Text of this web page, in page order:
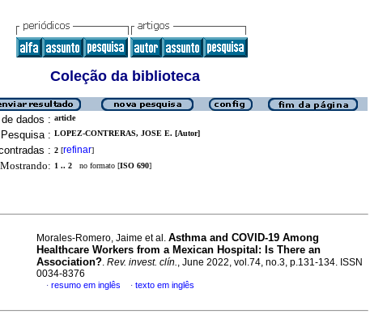
Coleção da biblioteca
dados : article
Pesquisa : LOPEZ-CONTRERAS, JOSE E. [Autor]
: 2 [refinar]
Mostrando: 1 .. 2 no formato [ISO 690]
Morales-Romero, Jaime et al. Asthma and COVID-19 Among
Healthcare Workers from a Mexican Hospital: Is There an
Association?. Rev. invest. clín., June 2022, vol.74, no.3, p.131-134. ISSN
0034-8376
· resumo em inglês · texto em inglês